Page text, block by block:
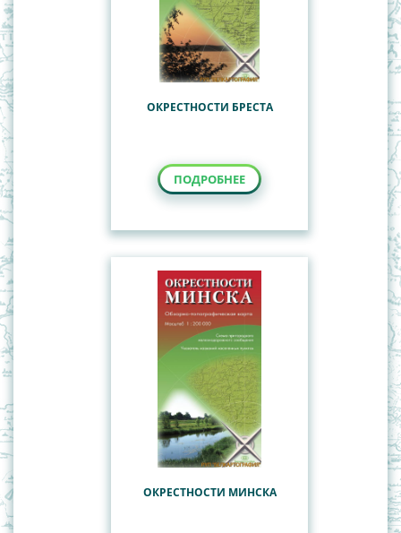
ОКРЕСТНОСТИ БРЕСТА
ПОДРОБНЕЕ
ОКРЕСТНОСТИ МИНСКА